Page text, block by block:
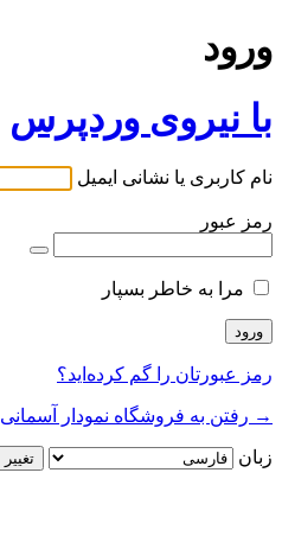
ورود
با نیروی وردپرس
نام کاربری یا نشانی ایمیل
رمز عبور
مرا به خاطر بسپار
رمز عبورتان را گم کرده‌اید؟
→ رفتن به فروشگاه نمودار آسمانی
زبان